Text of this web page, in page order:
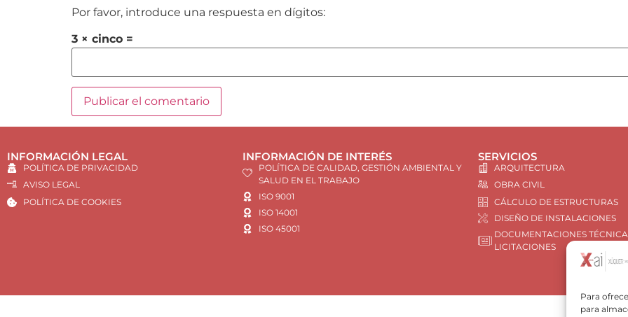
Para
para
Por favor, introduce una respuesta en dígitos:
3 × cinco =
INFORMACIÓN LEGAL
POLÍTICA DE PRIVACIDAD
AVISO LEGAL
POLÍTICA DE COOKIES
INFORMACIÓN DE INTERÉS
POLÍTICA DE CALIDAD, GESTIÓN AMBIENTAL Y
SALUD EN EL TRABAJO
ISO 9001
ISO 14001
ISO 45001
SERVICIOS
ARQUITECTURA
OBRA CIVIL
CÁLCULO DE ESTRUCTURAS
DISEÑO DE INSTALACIONES
DOCUMENTACIONES
LICITACIONES